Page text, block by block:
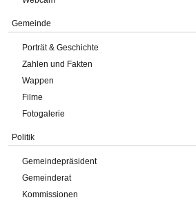
Gemeinde
Porträt & Geschichte
Zahlen und Fakten
Wappen
Filme
Fotogalerie
Politik
Gemeindepräsident
Gemeinderat
Kommissionen